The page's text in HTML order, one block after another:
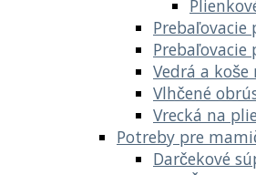
Prebaľovacie
Prebaľovacie
Vedrá a
Vlhčené
Vrecká na
Potreby pre
Darčekové